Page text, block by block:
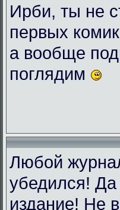
Ирби, ты не
первых
а вообще
поглядим
Любой
убедился!
издание! Не